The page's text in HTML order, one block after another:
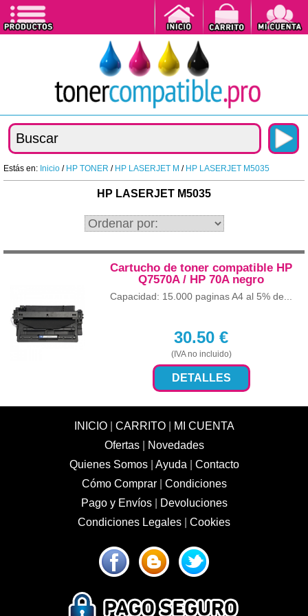
Estás en: Inicio / HP TONER / HP LASERJET M / HP LASERJET M5035
HP LASERJET M5035
Cartucho de toner compatible HP
Q7570A / HP 70A negro
Capacidad: 15.000 paginas A4 al 5% de...
30.50 €
(IVA no incluido)
DETALLES
INICIO| CARRITO|
MI CUENTA
Ofertas|
Novedades
Quienes Somos| Ayuda
Contacto
Cómo Comprar| Condiciones
Pago y Envíos|
Devoluciones
Condiciones Legales
Cookies